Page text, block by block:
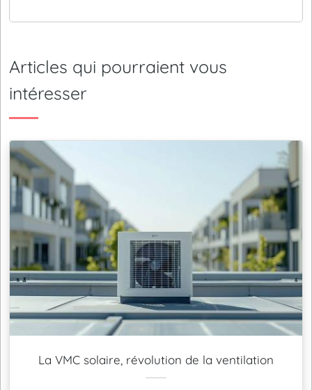
Articles qui pourraient vous
intéresser
La VMC solaire, révolution de la ventilation